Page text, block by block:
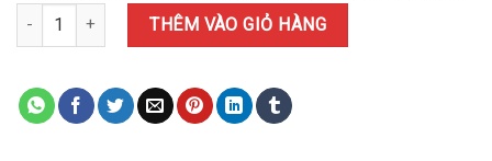
Đồng Hồ Tudor Pelagos LHD Titanium 25610tnl-0001 Mặt Đen
THÊM VÀO GIỎ HÀNG